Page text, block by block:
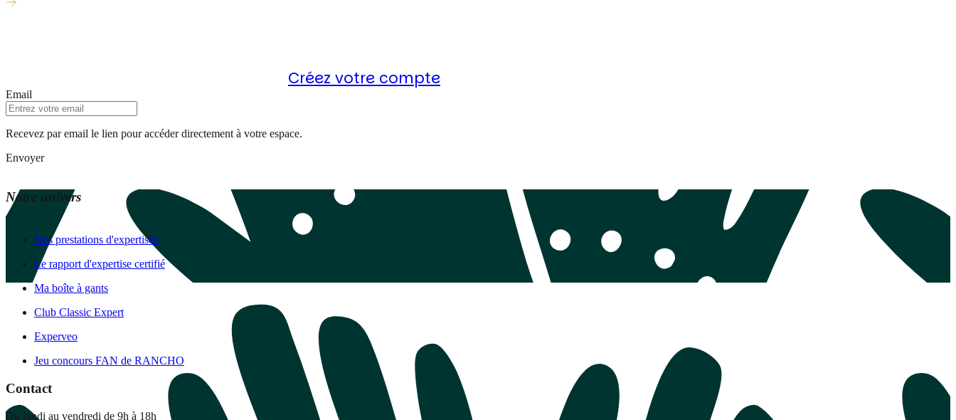
Créez votre compte
Email
Recevez par email le lien pour accéder directement à votre espace.
Envoyer
Notre univers
Nos prestations d'expertises
Le rapport d'expertise certifié
Ma boîte à gants
Club Classic Expert
Experveo
Jeu concours FAN de RANCHO
Contact
Du lundi au vendredi de 9h à 18h